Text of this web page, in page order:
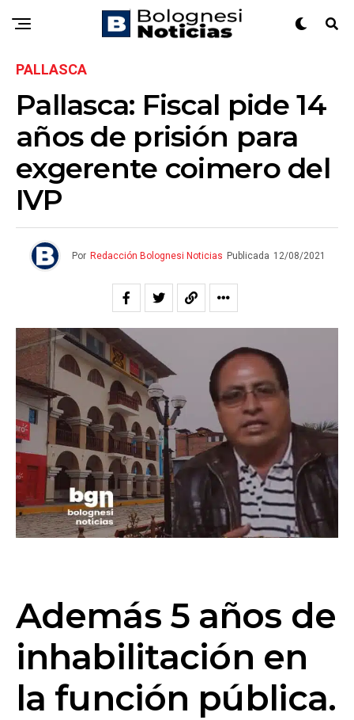
PALLASCA
Pallasca: Fiscal pide 14
años de prisión para
exgerente coimero del
IVP
Por Redacción Bolognesi Noticias Publicada 12/08/2021
Además 5 años de
inhabilitación en
la función pública.